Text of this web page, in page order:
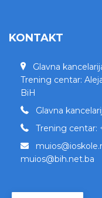
KONTAKT
Glavna
Trening centar:
BiH
Glavna
Trening centar:
muios@bih.net.ba